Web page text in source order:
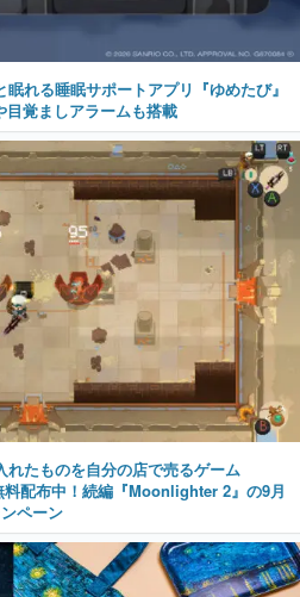
れる睡眠サポートアプリ『ゆめたび』
覚ましアラームも搭載
れたものを自分の店で売るゲーム
配布中！続編『Moonlighter 2』の9月
ペーン